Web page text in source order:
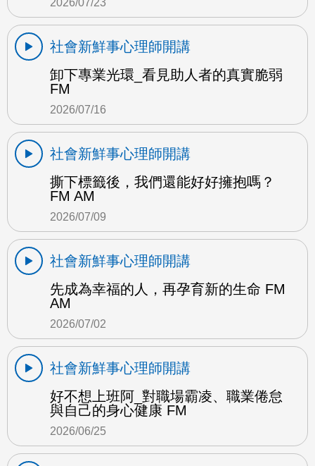
社會新鮮事心理師開講
卸下專業光環_看見助人者的真實脆弱
FM
2026/07/16
社會新鮮事心理師開講
撕下標籤後，我們還能好好擁抱嗎？
FM AM
2026/07/09
社會新鮮事心理師開講
先成為幸福的人，再孕育新的生命 FM
AM
2026/07/02
社會新鮮事心理師開講
好不想上班阿_對職場霸凌、職業倦怠
與自己的身心健康 FM
2026/06/25